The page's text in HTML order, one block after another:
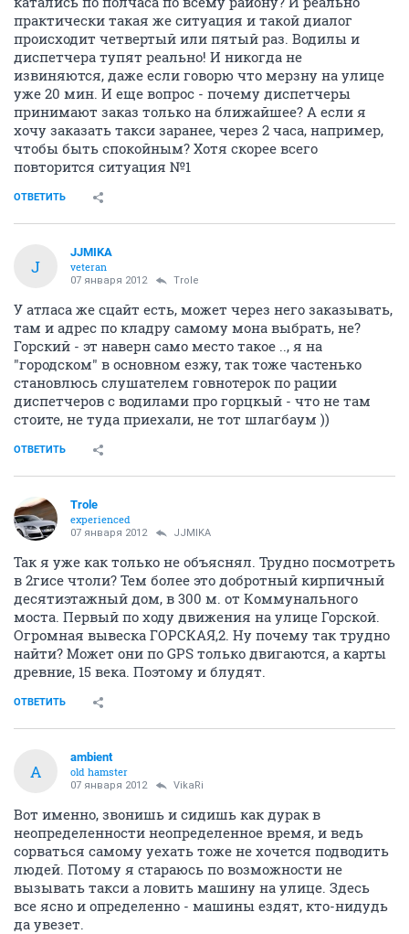
практически такая же ситуация и такой диалог
происходит четвертый или пятый раз. Водилы и
диспетчера тупят реально! И никогда не
извиняются, даже если говорю что мерзну на улице
уже 20 мин. И еще вопрос - почему диспетчеры
принимают заказ только на ближайшее? А если я
хочу заказать такси заранее, через 2 часа, например,
чтобы быть спокойным? Хотя скорее всего
повторится ситуация №1
ОТВЕТИТЬ
J
JJMIKA
veteran
07 января 2012 Trole
У атласа же сцайт есть, может через него заказывать,
там и адрес по кладру самому мона выбрать, не?
Горский - эт наверн само место такое .., я на
"городском" в основном езжу, так тоже частенько
становлюсь слушателем говнотерок по рации
диспетчеров с водилами про горцкый - что не там
стоите, не туда приехали, не тот шлагбаум ))
ОТВЕТИТЬ
Trole
experienced
07 января 2012 JJMIKA
Так я уже как только не объяснял. Трудно посмотреть
в 2гисе чтоли? Тем более это добротный кирпичный
десятиэтажный дом, в 300 м. от Коммунального
моста. Первый по ходу движения на улице Горской.
Огромная вывеска ГОРСКАЯ,2. Ну почему так трудно
найти? Может они по GPS только двигаются, а карты
древние, 15 века. Поэтому и блудят.
ОТВЕТИТЬ
A
ambient
old hamster
07 января 2012 VikaRi
Вот именно, звонишь и сидишь как дурак в
неопределенности неопределенное время, и ведь
сорваться самому уехать тоже не хочется подводить
людей. Потому я стараюсь по возможности не
вызывать такси а ловить машину на улице. Здесь
все ясно и определенно - машины ездят, кто-нидудь
да увезет.